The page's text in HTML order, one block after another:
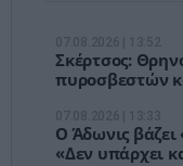
Σκέρτσος:
πυροσβεστών
Ο Άδωνις
«Δεν υπάρχει